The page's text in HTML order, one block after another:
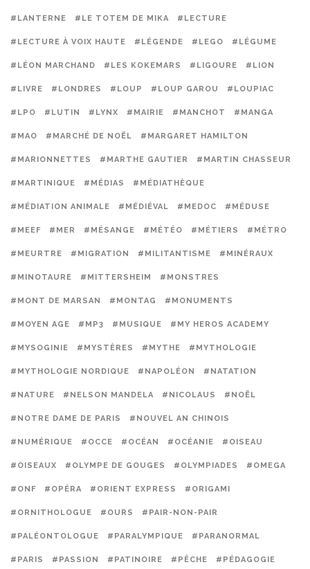
#LANTERNE #LE TOTEM DE MIKA #LECTURE
#LECTURE À VOIX HAUTE #LÉGENDE #LEGO #LÉGUME
#LÉON MARCHAND #LES KOKEMARS #LIGOURE #LION
#LIVRE #LONDRES #LOUP #LOUP GAROU #LOUPIAC
#LPO #LUTIN #LYNX #MAIRIE #MANCHOT #MANGA
#MAO #MARCHÉ DE NOËL #MARGARET HAMILTON
#MARIONNETTES #MARTHE GAUTIER #MARTIN CHASSEUR
#MARTINIQUE #MÉDIAS #MÉDIATHÈQUE
#MÉDIATION ANIMALE #MÉDIÉVAL #MEDOC #MÉDUSE
#MEEF #MER #MÉSANGE #MÉTÉO #MÉTIERS #MÉTRO
#MEURTRE #MIGRATION #MILITANTISME #MINÉRAUX
#MINOTAURE #MITTERSHEIM #MONSTRES
#MONT DE MARSAN #MONTAG #MONUMENTS
#MOYEN AGE #MP3 #MUSIQUE #MY HEROS ACADEMY
#MYSOGINIE #MYSTÈRES #MYTHE #MYTHOLOGIE
#MYTHOLOGIE NORDIQUE #NAPOLÉON #NATATION
#NATURE #NELSON MANDELA #NICOLAUS #NOËL
#NOTRE DAME DE PARIS #NOUVEL AN CHINOIS
#NUMÉRIQUE #OCCE #OCÉAN #OCÉANIE #OISEAU
#OISEAUX #OLYMPE DE GOUGES #OLYMPIADES #OMEGA
#ONF #OPÉRA #ORIENT EXPRESS #ORIGAMI
#ORNITHOLOGUE #OURS #PAIR-NON-PAIR
#PALÉONTOLOGUE #PARALYMPIQUE #PARANORMAL
#PARIS #PASSION #PATINOIRE #PÊCHE #PÉDAGOGIE